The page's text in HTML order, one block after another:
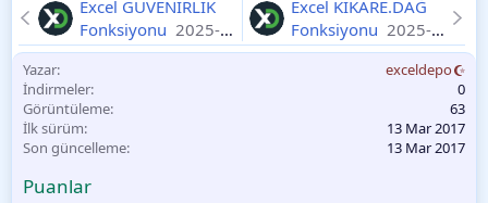
Excel GÜVENİRLİK
Fonksiyonu 2025-
11-10
Excel KİKARE.DAĞ
Fonksiyonu 2025-
11-10
Yazar
exceldepo
İndirmeler
0
Görüntüleme
63
İlk sürüm
13 Mar 2017
Son güncelleme
13 Mar 2017
Puanlar